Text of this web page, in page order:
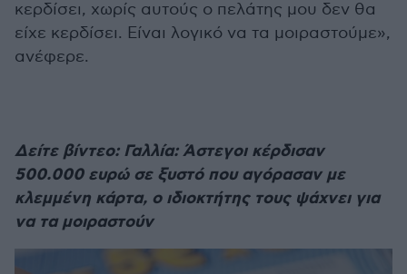
κερδίσει, χωρίς αυτούς ο πελάτης μου δεν θα
είχε κερδίσει. Είναι λογικό να τα μοιραστούμε»,
ανέφερε.
Δείτε βίντεο: Γαλλία: Άστεγοι κέρδισαν
500.000 ευρώ σε ξυστό που αγόρασαν με
κλεμμένη κάρτα, ο ιδιοκτήτης τους ψάχνει για
να τα μοιραστούν